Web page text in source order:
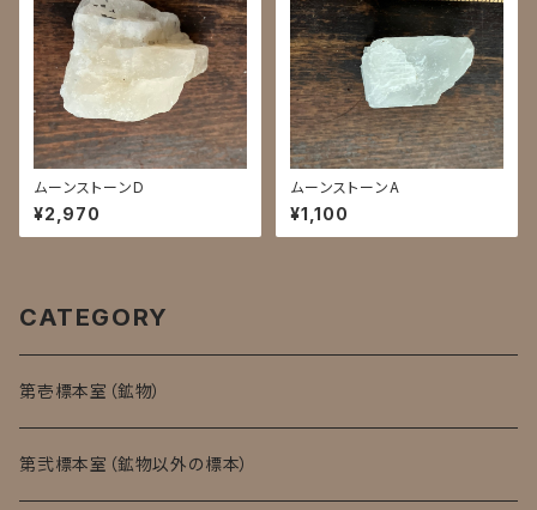
ムーンストーンD
¥2,970
ムーンストーンA
¥1,100
CATEGORY
第壱標本室（鉱物）
第弐標本室（鉱物以外の標本）